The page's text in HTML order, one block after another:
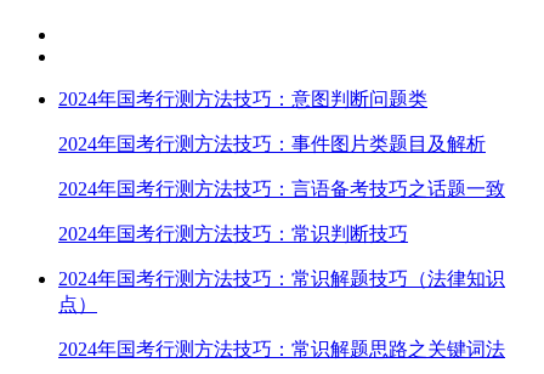
2024年国考行测方法技巧：意图判断问题类
2024年国考行测方法技巧：事件图片类题目及解析
2024年国考行测方法技巧：言语备考技巧之话题一致
2024年国考行测方法技巧：常识判断技巧
2024年国考行测方法技巧：常识解题技巧（法律知识
点）
2024年国考行测方法技巧：常识解题思路之关键词法